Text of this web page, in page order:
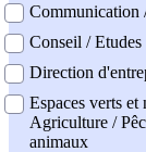
Communication
Conseil / Etudes
Direction
Espaces verts et
Agriculture /
animaux